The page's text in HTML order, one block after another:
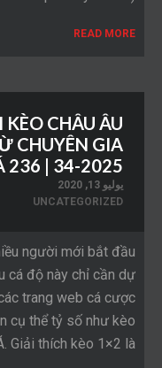
READ MORE
CHÂU ÂU
CHUYÊN GIA
236 | 34-2025
يوليو 13, 2020
UNCATEGORIZED
người mới bắt đầu
cá độ này chỉ cần dự
trang web cá cược
cụ thể tỷ số như kèo
Giải thích kèo 1×2 là